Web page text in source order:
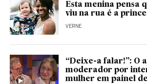
Esta menina pensa
viu na rua é a
VERNE
“Deixe-a falar!”: O
moderador por
mulher em painel